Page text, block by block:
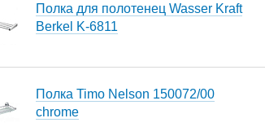
Полка для полотенец Wasser Kraft
Berkel K-6811
Полка Timo Nelson 150072/00
chrome